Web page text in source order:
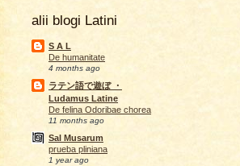
alii blogi Latini
S A L
De humanitate
4 months ago
ラテン語で遊ぼ ・
Ludamus Latine
De felina Odoribae chorea
11 months ago
Sal Musarum
prueba pliniana
1 year ago